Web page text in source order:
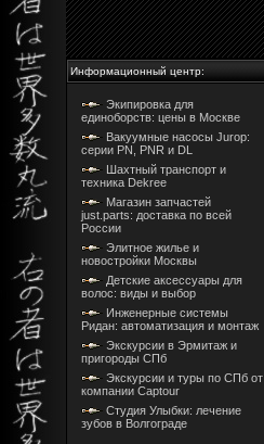
Информационный центр:
Экипировка для
единоборств: цены в Москве
Вакуумные насосы Jurop:
серии PN, PNR и DL
Шахтный транспорт и
техника Dekree
Магазин запчастей
just.parts: доставка по всей
России
Элитное жилье и
новостройки Москвы
Детские аксессуары для
волос: виды и выбор
Инженерные системы
Ридан: автоматизация и монтаж
Экскурсии в Эрмитаж и
пригороды СПб
Экскурсии и туры по СПб от
компании Captour
Студия Улыбки: лечение
зубов в Волгограде